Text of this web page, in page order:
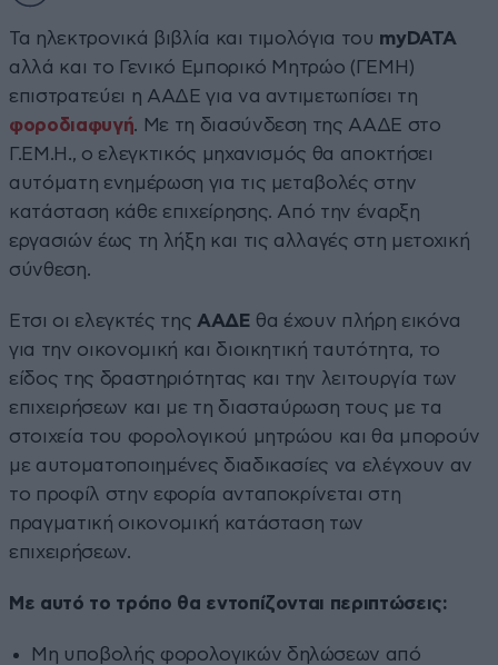
Τα ηλεκτρονικά βιβλία και τιμολόγια του myDATA
αλλά και το Γενικό Εμπορικό Μητρώο (ΓΕΜΗ)
επιστρατεύει η ΑΑΔΕ για να αντιμετωπίσει τη
φοροδιαφυγή. Με τη διασύνδεση της ΑΑΔΕ στο
Γ.ΕΜ.Η., ο ελεγκτικός μηχανισμός θα αποκτήσει
αυτόματη ενημέρωση για τις μεταβολές στην
κατάσταση κάθε επιχείρησης. Από την έναρξη
εργασιών έως τη λήξη και τις αλλαγές στη μετοχική
σύνθεση.
Ετσι οι ελεγκτές της ΑΑΔΕ θα έχουν πλήρη εικόνα
για την οικονομική και διοικητική ταυτότητα, το
είδος της δραστηριότητας και την λειτουργία των
επιχειρήσεων και με τη διασταύρωση τους με τα
στοιχεία του φορολογικού μητρώου και θα μπορούν
με αυτοματοποιημένες διαδικασίες να ελέγχουν αν
το προφίλ στην εφορία ανταποκρίνεται στη
πραγματική οικονομική κατάσταση των
επιχειρήσεων.
Με αυτό το τρόπο θα εντοπίζονται περιπτώσεις:
Μη υποβολής φορολογικών δηλώσεων από